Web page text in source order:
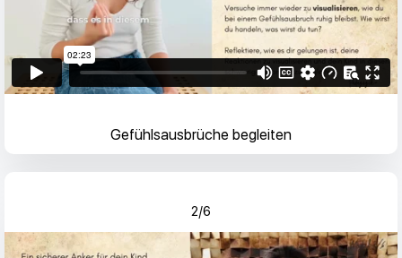
Gefühlsausbrüche begleiten
2/6